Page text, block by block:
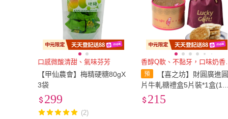
口感微酸清甜、氣味芬芳
【甲仙農會】梅精硬糖80gX
3袋
299
(2)
香醇Q
【喜之坊】財圓廣進
片牛軋糖禮盒5片裝*1盒
g/盒;附束口袋)春節禮盒/送
215